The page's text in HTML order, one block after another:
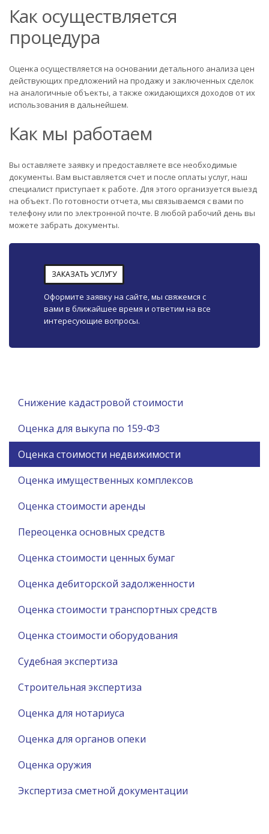
Как осуществляется
процедура
Оценка осуществляется на основании детального анализа цен
действующих предложений на продажу и заключенных сделок
на аналогичные объекты, а также ожидающихся доходов от их
использования в дальнейшем.
Как мы работаем
Вы оставляете заявку и предоставляете все необходимые
документы. Вам выставляется счет и после оплаты услуг, наш
специалист приступает к работе. Для этого организуется выезд
на объект. По готовности отчета, мы связываемся с вами по
телефону или по электронной почте. В любой рабочий день вы
можете забрать документы.
ЗАКАЗАТЬ УСЛУГУ
Оформите заявку на сайте, мы свяжемся с
вами в ближайшее время и ответим на все
интересующие вопросы.
Снижение кадастровой стоимости
Оценка для выкупа по 159-ФЗ
Оценка стоимости недвижимости
Оценка имущественных комплексов
Оценка стоимости аренды
Переоценка основных средств
Оценка стоимости ценных бумаг
Оценка дебиторской задолженности
Оценка стоимости транспортных средств
Оценка стоимости оборудования
Судебная экспертиза
Строительная экспертиза
Оценка для нотариуса
Оценка для органов опеки
Оценка оружия
Экспертиза сметной документации